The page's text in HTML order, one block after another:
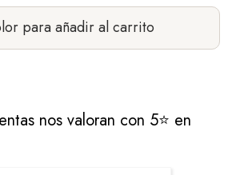
nos valoran con 5⭐ en